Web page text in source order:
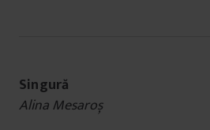
Singură
Alina Mesaroș